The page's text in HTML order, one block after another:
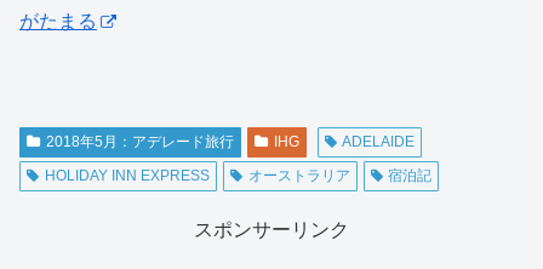
がたまる
2018年5月：アデレード旅行 IHG
ADELAIDE
HOLIDAY INN EXPRESS
オーストラリア 宿泊記
スポンサーリンク